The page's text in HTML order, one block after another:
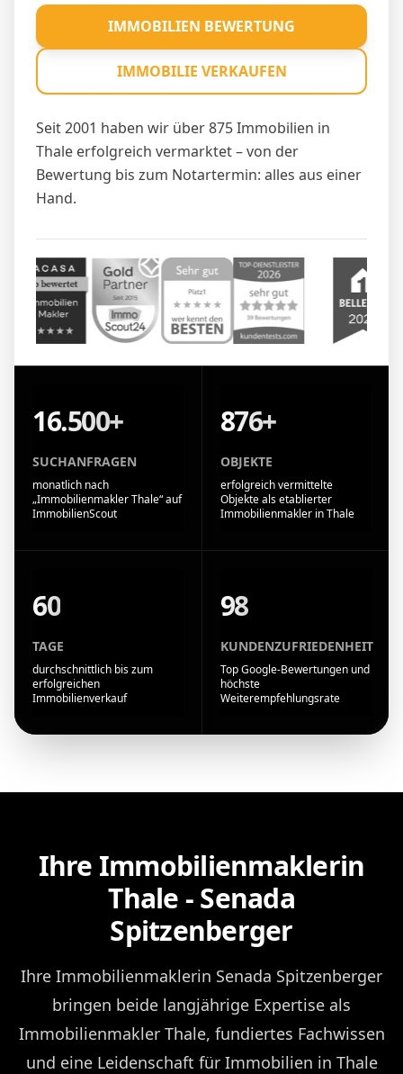
Seit 2001 haben wir über 875 Immobilien in
Thale erfolgreich vermarktet – von der
Bewertung bis zum Notartermin: alles aus einer
Hand.
IMMOBILIEN BEWERTUNG
IMMOBILIE VERKAUFEN
16.500+
SUCHANFRAGEN
monatlich nach
„Immobilienmakler Thale“ auf
ImmobilienScout
876+
OBJEKTE
erfolgreich vermittelte
Objekte als etablierter
Immobilienmakler in Thale
60
TAGE
durchschnittlich bis zum
erfolgreichen
Immobilienverkauf
98
KUNDENZUFRIEDENHEIT
Top Google-Bewertungen und
höchste
Weiterempfehlungsrate
Ihre Immobilienmaklerin
Thale - Senada
Spitzenberger
Ihre Immobilienmaklerin Senada Spitzenberger
bringen beide langjährige Expertise als
Immobilienmakler Thale, fundiertes Fachwissen
und eine Leidenschaft für Immobilien in Thale